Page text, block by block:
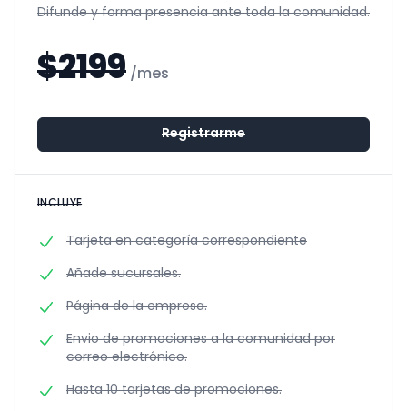
Difunde y forma presencia ante toda la comunidad.
$2199 /mes
Registrarme
INCLUYE
Tarjeta en categoría correspondiente
Añade sucursales.
Página de la empresa.
Envio de promociones a la comunidad por
correo electrónico.
Hasta 10 tarjetas de promociones.